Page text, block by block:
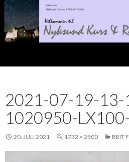
2021-07-19-13-
1020950-
20. JULI 2021 1732 × 2500 BRIT